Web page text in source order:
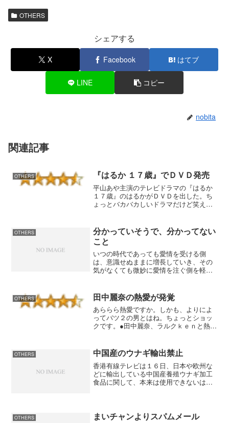
OTHERS
シェアする
X Facebook はてブ
LINE コピー
nobita
関連記事
OTHERS 『はるか １７歳』でＤＶＤ発売
平山あや主演のテレビドラマの『はるか
１７歳』のはるかがＤＶＤを出した。ち
ょっとバカバカしいドラマだけど笑える
amazlet at 05.07.22ポニ...
OTHERS
分かっていそうで、分かってない
こと
いつの時代であっても愛情を受ける側
は、意識せぬままに増長していき、その
気がなくても微妙に愛情を注ぐ側を軽ん
事もわからないから相手を軽んじるのだ
ろう。対する人の目を...
OTHERS 田中麗奈の熱愛が発覚
あららら熱愛ですか。しかも、よりによ
ってバツ２の男とはね。ちょっとショッ
クです。●田中麗奈、ラルクｋｅｎと熱
OTHERS 中国産のウナギ輸出禁止
香港有線テレビは１６日、日本や欧州な
どに輸出している中国産養殖ウナギ加工
食品に関して、本来は使用できないはず
したと報じた。YOMIU...
OTHERS まいチャンよりスパムメール